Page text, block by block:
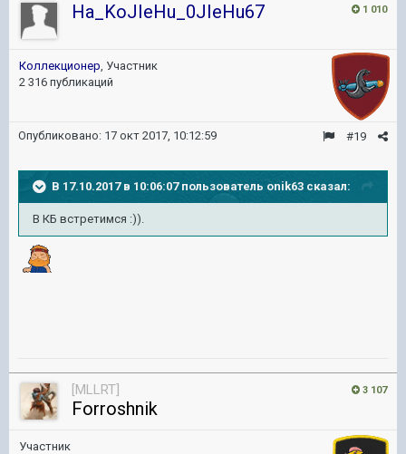
1 010
Ha_KoJIeHu_0JIeHu67
Коллекционер, Участник
2 316 публикаций
#19
Опубликовано: 17 окт 2017, 10:12:59
В 17.10.2017 в 10:06:07 пользователь onik63 сказал:
В КБ встретимся :)).
3 107
[MLLRT]
Forroshnik
Участник